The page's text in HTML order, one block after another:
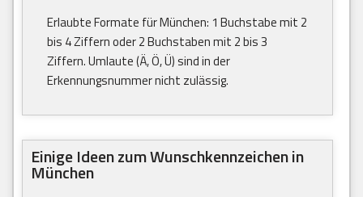
Erlaubte Formate für München: 1 Buchstabe mit 2
bis 4 Ziffern oder 2 Buchstaben mit 2 bis 3
Ziffern. Umlaute (Ä, Ö, Ü) sind in der
Erkennungsnummer nicht zulässig.
Einige Ideen zum Wunschkennzeichen in
München